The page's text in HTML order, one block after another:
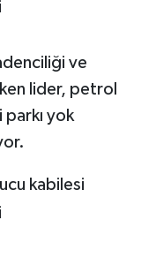
ve
lider, petrol
yok